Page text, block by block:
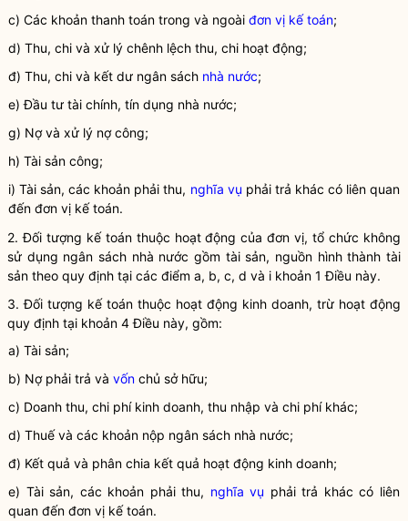
c) Các khoản thanh toán trong và ngoài đơn vị kế toán;
d) Thu, chi và xử lý chênh lệch thu, chi hoạt động;
đ) Thu, chi và kết dư ngân sách nhà nước;
e) Đầu tư tài chính, tín dụng nhà nước;
g) Nợ và xử lý nợ công;
h) Tài sản công;
i) Tài sản, các khoản phải thu, nghĩa vụ phải trả khác có liên quan
đến đơn vị kế toán.
2. Đối tượng kế toánthuộc hoạt động của đơn vị, tổ chức không
sử dụng ngân sách nhà nước gồm tài sản, nguồn hình thành tài
sản theo quy định tại các điểm a, b, c, d và i khoản 1 Điều này.
3. Đối tượng kế toán thuộc hoạt động kinh doanh, trừ hoạt động
quy định tại khoản 4 Điều này, gồm:
a) Tài sản;
b) Nợ phải trả và vốn chủ sở hữu;
c) Doanh thu, chi phíkinh doanh, thu nhập và chi phíkhác;
d) Thuế và các khoản nộp ngân sách nhà nước;
đ) Kết quả và phân chia kết quả hoạt động kinh doanh;
e) Tài sản, các khoản phải thu, nghĩa vụ phải trả khác có liên
quan đến đơn vị kế toán.